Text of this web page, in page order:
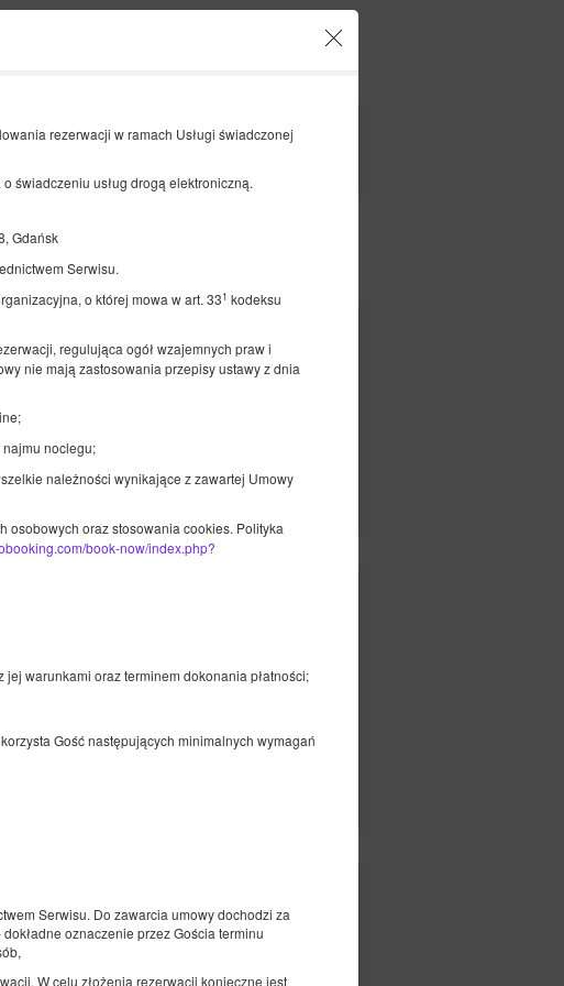
rezerwacji w ramach Usługi świadczonej
świadczeniu usług drogą elektroniczną.
Gdańsk
Serwisu.
o której mowa w art. 331 kodeksu
regulująca ogół wzajemnych praw i
nie mają zastosowania przepisy ustawy z dnia
noclegu;
należności wynikające z zawartej Umowy
osobowych oraz stosowania cookies. Polityka
book-now/index.php?
warunkami oraz terminem dokonania płatności;
Gość następujących minimalnych wymagań
Serwisu. Do zawarcia umowy dochodzi za
oznaczenie przez Gościa terminu
W celu złożenia rezerwacji konieczne jest
246,00 zł
2 osoby / 1 noc
Szczegóły Dostępność
do decyzji
2 osoby / 1 noc